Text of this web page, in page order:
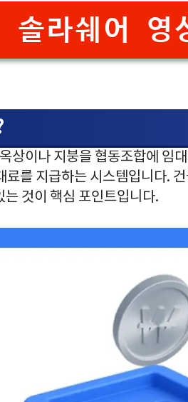
솔라쉐어 영
상이나 지붕을 협동조합에 임
료를 지급하는 시스템입니다.
것이 핵심 포인트입니다.